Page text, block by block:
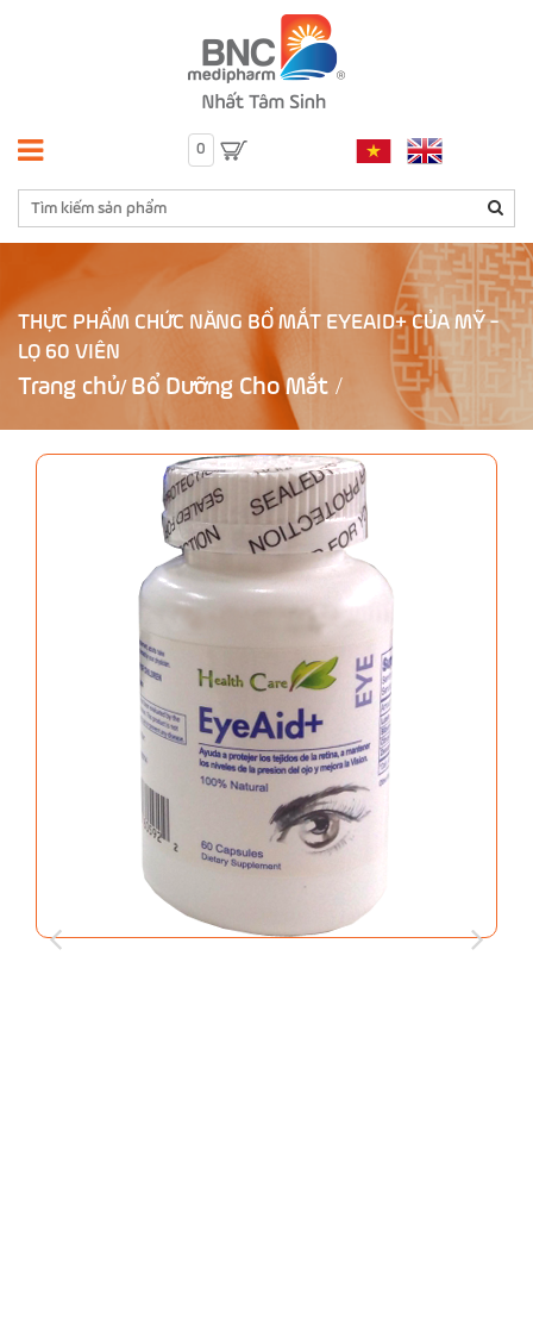
0
THỰC PHẨM CHỨC NĂNG BỔ MẮT EYEAID+ CỦA MỸ -
LỌ 60 VIÊN
Trang chủ/ Bổ Dưỡng Cho Mắt